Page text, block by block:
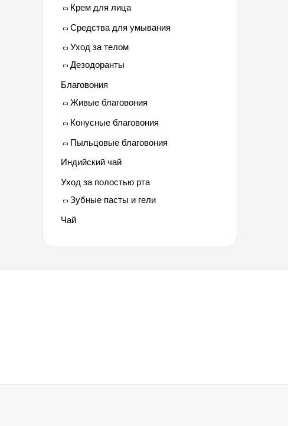
Крем для лица
Средства для умывания
Уход за телом
Дезодоранты
Благовония
Живые благовония
Конусные благовония
Пыльцовые благовония
Индийский чай
Уход за полостью рта
Зубные пасты и гели
Чай